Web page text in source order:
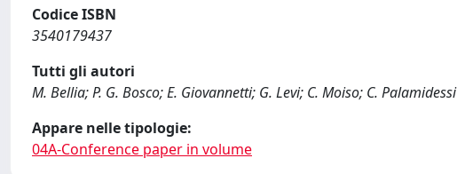
Codice ISBN
3540179437
Tutti gli autori
M. Bellia; P. G. Bosco; E. Giovannetti; G. Levi; C. Moiso; C. Palamidessi
Appare nelle tipologie:
04A-Conference paper in volume